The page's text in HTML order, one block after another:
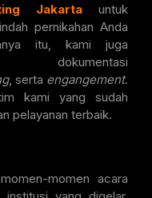
Jakartauntuk
pernikahan Anda
itu, kami juga
dokumentasi
, serta engangement.
kami yang sudah
pelayanan terbaik.
momen acara